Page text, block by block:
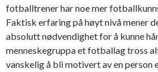
fotballtrener har noe mer
Faktisk erfaring på høyt nivå mener
absolutt nødvendighet for å kunne
menneskegruppa et fotballag tross
vanskelig å bli motivert av en person